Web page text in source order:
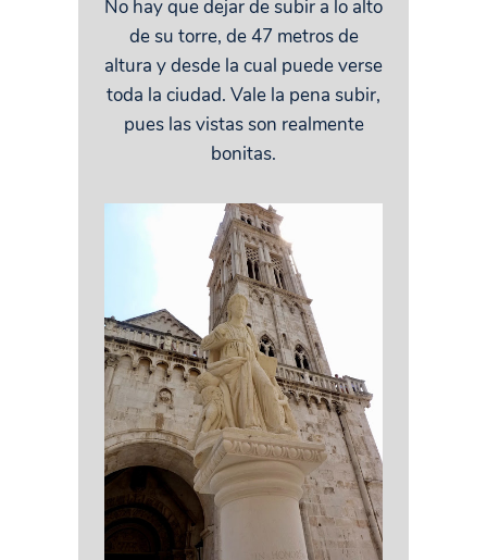
No hay que dejar de subir a lo alto
de su torre, de 47 metros de
altura y desde la cual puede verse
toda la ciudad. Vale la pena subir,
pues las vistas son realmente
bonitas.